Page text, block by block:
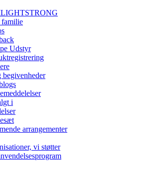
familie
Udstyr
begivenheder
i
arrangementer
vi støtter